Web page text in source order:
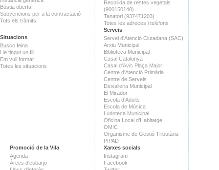
Bústia oberta
Subvencions per a la contractació
Tots els tràmits
Situacions
Busco feina
He tingut un fill
Em vull formar
Totes les situacions
Recollida de restes vegetals
(900150140)
Tanatori (937471203)
Totes les adreces i telèfons
Serveis
Servei d'Atenció Ciutadana (SAC)
Arxiu Municipal
Biblioteca Municipal
Casal Catalunya
Casal d'Avis Plaça Major
Centre d'Atenció Primària
Centre de Serveis
Deixalleria Municipal
El Mirador
Escola d'Adults
Escola de Música
Ludoteca Municipal
Oficina Local d'Habitatge
OMIC
Organisme de Gestió Tributària
PIPAD
Promoció de la Vila
Agenda
Àrees d'esbarjo
Xarxes socials
Instagram
Facebook